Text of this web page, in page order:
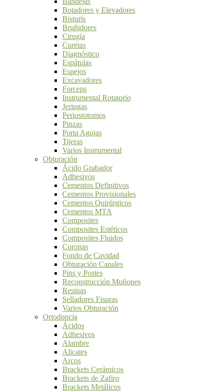
Botadores y Elevadores
Bisturís
Bruñidores
Cirugía
Curetas
Diagnóstico
Espátulas
Espejos
Excavadores
Forceps
Instrumental Rotatorio
Jeringas
Periostotomos
Pinzas
Porta Agujas
Tijeras
Varios Instrumental
Obturación
Ácido Grabador
Adhesivos
Cementos Definitivos
Cementos Provisionales
Cementos Quirúrgicos
Cementos MTA
Composites
Composites Estéticos
Composites Fluidos
Coronas
Fondo de Cavidad
Obturación Canales
Pins y Postes
Reconstrucción Muñones
Resinas
Selladores Fisuras
Varios Obturación
Ortodoncia
Ácidos
Adhesivos
Alambre
Alicates
Arcos
Brackets Cerámicos
Brackets de Zafiro
Brackets Metálicos